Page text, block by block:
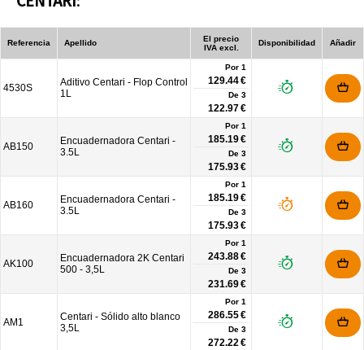
Referencia Apellido
El precio
IVA excl.
Disponibilidad Añadir
4530S
Aditivo Centari - Flop Control
1L
Por 1
129.44 €
De 3
122.97 €
AB150
Encuadernadora Centari -
3.5L
Por 1
185.19 €
De 3
175.93 €
AB160
Encuadernadora Centari -
3.5L
Por 1
185.19 €
De 3
175.93 €
AK100
Encuadernadora 2K Centari
500 - 3,5L
Por 1
243.88 €
De 3
231.69 €
AM1
Centari - Sólido alto blanco
3,5L
Por 1
286.55 €
De 3
272.22 €